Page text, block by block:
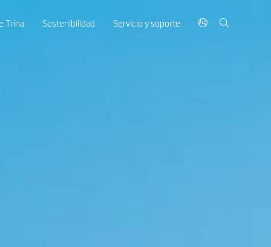
Trina Sostenibilidad Servicio y soporte